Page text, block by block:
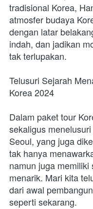
tradisional Korea,
atmosfer budaya
dengan latar
indah, dan jadikan
tak terlupakan.
Telusuri Sejarah
Korea 2024
Dalam paket tour
sekaligus
Seoul, yang juga
tak hanya
namun juga
menarik. Mari kita
dari awal
seperti sekarang.